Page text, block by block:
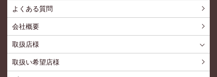
よくある質問
会社概要
取扱店様
取扱い希望店様